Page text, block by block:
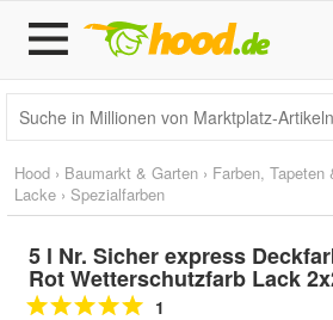
Hood › Baumarkt & Garten › Farben, Tapeten
Lacke › Spezialfarben
5 l Nr. Sicher express
Rot Wetterschutzfarb Lack
1